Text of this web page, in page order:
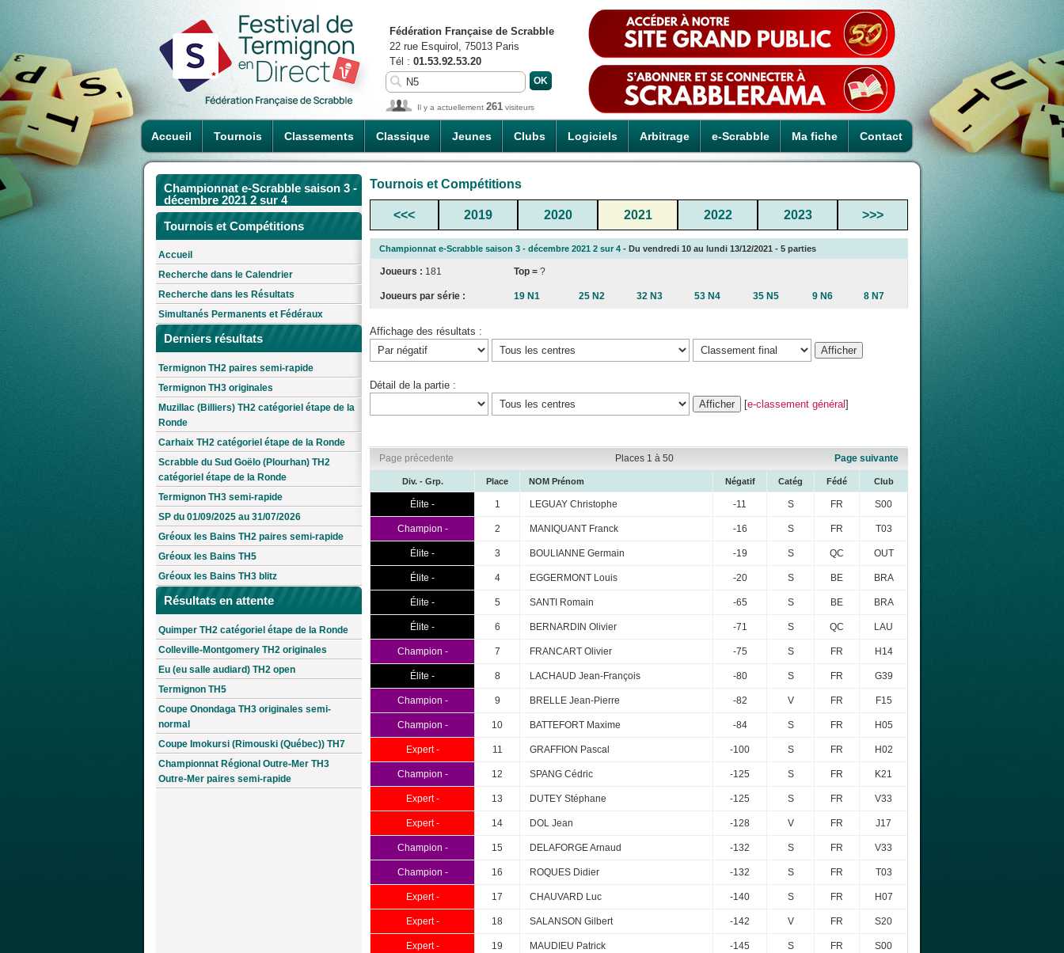
Accueil Tournois Classements Classique Jeunes Clubs Logiciels Arbitrage e-Scrabble Ma fiche Contact
Fédération Française de Scrabble
22 rue Esquirol, 75013 Paris
Tél : 01.53.92.53.20
Il y a actuellement 261 visiteurs
Championnat e-Scrabble saison 3 -
décembre 2021 2 sur 4
Tournois et Compétitions
Accueil
Recherche dans le Calendrier
Recherche dans les Résultats
Simultanés Permanents et Fédéraux
Derniers résultats
Termignon TH2 paires semi-rapide
Termignon TH3 originales
Muzillac (Billiers) TH2 catégoriel étape de la
Ronde
Carhaix TH2 catégoriel étape de la Ronde
Scrabble du Sud Goëlo (Plourhan) TH2
catégoriel étape de la Ronde
Termignon TH3 semi-rapide
SP du 01/09/2025 au 31/07/2026
Gréoux les Bains TH2 paires semi-rapide
Gréoux les Bains TH5
Gréoux les Bains TH3 blitz
Résultats en attente
Quimper TH2 catégoriel étape de la Ronde
Colleville-Montgomery TH2 originales
Eu (eu salle audiard) TH2 open
Termignon TH5
Coupe Onondaga TH3 originales semi-
normal
Coupe Imokursi (Rimouski (Québec)) TH7
Championnat Régional Outre-Mer TH3
Outre-Mer paires semi-rapide
Tournois et Compétitions
<<< 2019 2020 2021 2022 2023 >>>
Championnat e-Scrabble saison 3 - décembre 2021 2 sur 4 - Du vendredi 10 au lundi 13/12/2021 - 5 parties
Joueurs : 181 Top = ?
Joueurs par série : 19 N1 25 N2 32 N3 53 N4 35 N5 9 N6 8 N7
Affichage des résultats :
Détail de la partie :
[e-classement général ]
Page précedente Places 1 à 50 Page suivante
Div. - Grp. Place NOM Prénom Négatif Catég Fédé Club
Élite - 1 LEGUAY Christophe -11 S FR S00
Champion - 2 MANIQUANT Franck -16 S FR T03
Élite - 3 BOULIANNE Germain -19 S QC OUT
Élite - 4 EGGERMONT Louis -20 S BE BRA
Élite - 5 SANTI Romain -65 S BE BRA
Élite - 6 BERNARDIN Olivier -71 S QC LAU
Champion - 7 FRANCART Olivier -75 S FR H14
Élite - 8 LACHAUD Jean-François -80 S FR G39
Champion - 9 BRELLE Jean-Pierre -82 V FR F15
Champion - 10 BATTEFORT Maxime -84 S FR H05
Expert - 11 GRAFFION Pascal -100 S FR H02
Champion - 12 SPANG Cédric -125 S FR K21
Expert - 13 DUTEY Stéphane -125 S FR V33
Expert - 14 DOL Jean -128 V FR J17
Champion - 15 DELAFORGE Arnaud -132 S FR V33
Champion - 16 ROQUES Didier -132 S FR T03
Expert - 17 CHAUVARD Luc -140 S FR H07
Expert - 18 SALANSON Gilbert -142 V FR S20
Expert - 19 MAUDIEU Patrick -145 S FR S00